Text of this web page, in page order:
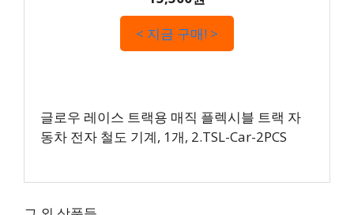
< 지금 구매! >
글로우 레이스 트랙용 매직 플렉시블 트랙 자
동차 전자 철도 기계, 1개, 2.TSL-Car-2PCS